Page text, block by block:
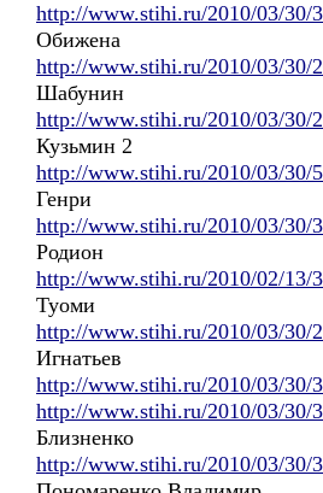
http://www.stihi.ru/2010/03/30/
Обижена
http://www.stihi.ru/2010/03/30/
Шабунин
http://www.stihi.ru/2010/03/30/
Кузьмин 2
http://www.stihi.ru/2010/03/30/
Генри
http://www.stihi.ru/2010/03/30/
Родион
http://www.stihi.ru/2010/02/13/
Туоми
http://www.stihi.ru/2010/03/30/
Игнатьев
http://www.stihi.ru/2010/03/30/
http://www.stihi.ru/2010/03/30/
Близненко
http://www.stihi.ru/2010/03/30/